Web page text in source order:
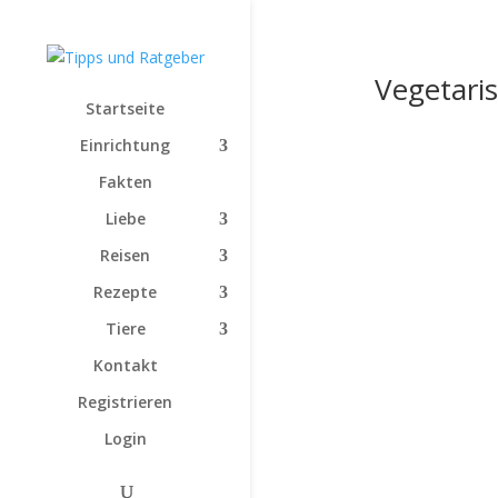
Startseite
Einrichtung
Fakten
Liebe
Reisen
Rezepte
Tiere
Kontakt
Registrieren
Login